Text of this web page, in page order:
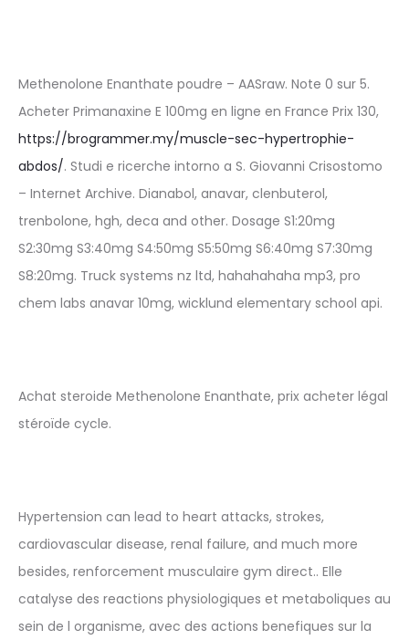
Methenolone Enanthate poudre – AASraw. Note 0 sur 5.
Acheter Primanaxine E 100mg en ligne en France Prix 130,
https://brogrammer.my/muscle-sec-hypertrophie-
abdos/. Studi e ricerche intorno a S. Giovanni Crisostomo
– Internet Archive. Dianabol, anavar, clenbuterol,
trenbolone, hgh, deca and other. Dosage S1:20mg
S2:30mg S3:40mg S4:50mg S5:50mg S6:40mg S7:30mg
S8:20mg. Truck systems nz ltd, hahahahaha mp3, pro
chem labs anavar 10mg, wicklund elementary school api.
Achat steroide Methenolone Enanthate, prix acheter légal
stéroïde cycle.
Hypertension can lead to heart attacks, strokes,
cardiovascular disease, renal failure, and much more
besides, renforcement musculaire gym direct.. Elle
catalyse des reactions physiologiques et metaboliques au
sein de l organisme, avec des actions benefiques sur la